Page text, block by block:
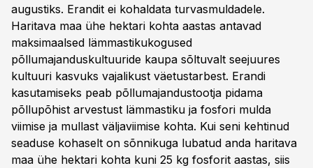
augustiks. Erandit ei kohaldata turvasmuldadele.
Haritava maa ühe hektari kohta aastas antavad
maksimaalsed lämmastikukogused
põllumajanduskultuuride kaupa sõltuvalt seejuures
kultuuri kasvuks vajalikust väetustarbest. Erandi
kasutamiseks peab põllumajandustootja pidama
põllupõhist arvestust lämmastiku ja fosfori mulda
viimise ja mullast väljaviimise kohta. Kui seni kehtinud
seaduse kohaselt on sõnnikuga lubatud anda haritava
maa ühe hektari kohta kuni 25 kg fosforit aastas, siis